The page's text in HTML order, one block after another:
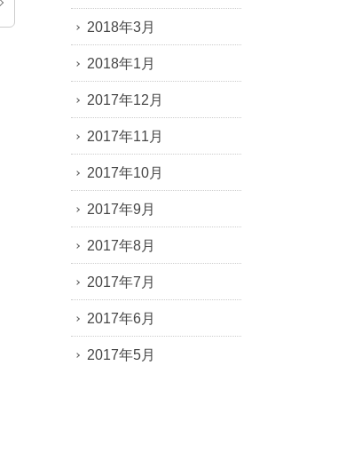
2018年3月
2018年1月
2017年12月
2017年11月
2017年10月
2017年9月
2017年8月
2017年7月
2017年6月
2017年5月